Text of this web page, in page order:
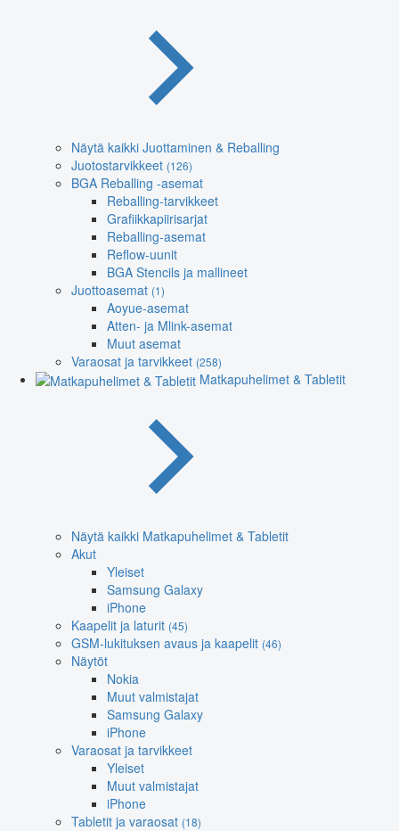
Näytä kaikki Juottaminen & Reballing
Juotostarvikkeet (126)
BGA Reballing -asemat
Reballing-tarvikkeet
Grafiikkapiirisarjat
Reballing-asemat
Reflow-uunit
BGA Stencils ja mallineet
Juottoasemat (1)
Aoyue-asemat
Atten- ja Mlink-asemat
Muut asemat
Varaosat ja tarvikkeet (258)
Matkapuhelimet & Tabletit
Näytä kaikki Matkapuhelimet & Tabletit
Akut
Yleiset
Samsung Galaxy
iPhone
Kaapelit ja laturit (45)
GSM-lukituksen avaus ja kaapelit (46)
Näytöt
Nokia
Muut valmistajat
Samsung Galaxy
iPhone
Varaosat ja tarvikkeet
Yleiset
Muut valmistajat
iPhone
Tabletit ja varaosat (18)